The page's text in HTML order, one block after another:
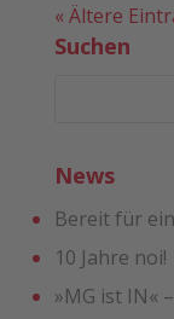
« Ältere
Suchen
News
Bereit für
10 Jahre noi!
»MG ist IN«